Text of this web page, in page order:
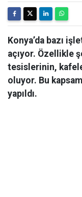
Konya’da bazı
açıyor. Özellikle
tesislerinin,
oluyor. Bu
yapıldı.